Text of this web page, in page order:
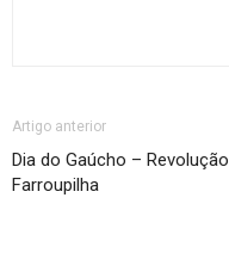
Artigo anterior
Dia do Gaúcho – Revolução
Farroupilha